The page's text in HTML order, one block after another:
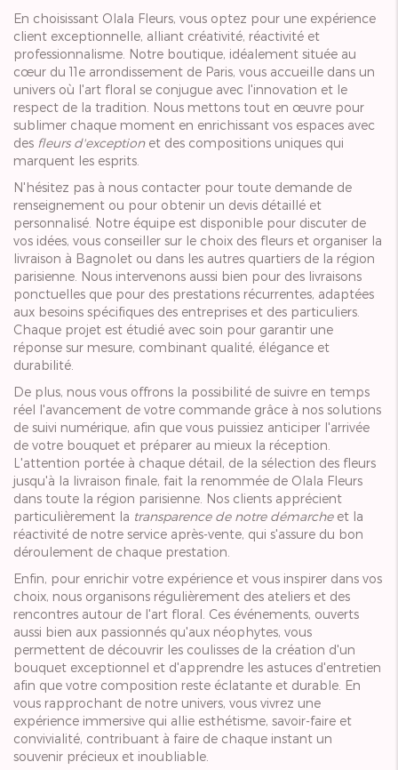
En choisissant Olala Fleurs, vous optez pour une expérience
client exceptionnelle, alliant créativité, réactivité et
professionnalisme. Notre boutique, idéalement située au
cœur du 11e arrondissement de Paris, vous accueille dans un
univers où l'art floral se conjugue avec l'innovation et le
respect de la tradition. Nous mettons tout en œuvre pour
sublimer chaque moment en enrichissant vos espaces avec
des fleurs d'exceptionet des compositions uniques qui
marquent les esprits.
N'hésitez pas à nous contacter pour toute demande de
renseignement ou pour obtenir un devis détaillé et
personnalisé. Notre équipe est disponible pour discuter de
vos idées, vous conseiller sur le choix des fleurs et organiser la
livraison à Bagnolet ou dans les autres quartiers de la région
parisienne. Nous intervenons aussi bien pour des livraisons
ponctuelles que pour des prestations récurrentes, adaptées
aux besoins spécifiques des entreprises et des particuliers.
Chaque projet est étudié avec soin pour garantir une
réponse sur mesure, combinant qualité, élégance et
durabilité.
De plus, nous vous offrons la possibilité de suivre en temps
réel l'avancement de votre commande grâce à nos solutions
de suivi numérique, afin que vous puissiez anticiper l'arrivée
de votre bouquet et préparer au mieux la réception.
L'attention portée à chaque détail, de la sélection des fleurs
jusqu'à la livraison finale, fait la renommée de Olala Fleurs
dans toute la région parisienne. Nos clients apprécient
particulièrement la transparence de notre démarcheet la
réactivité de notre service après-vente, qui s'assure du bon
déroulement de chaque prestation.
Enfin, pour enrichir votre expérience et vous inspirer dans vos
choix, nous organisons régulièrement des ateliers et des
rencontres autour de l'art floral. Ces événements, ouverts
aussi bien aux passionnés qu'aux néophytes, vous
permettent de découvrir les coulisses de la création d'un
bouquet exceptionnel et d'apprendre les astuces d'entretien
afin que votre composition reste éclatante et durable. En
vous rapprochant de notre univers, vous vivrez une
expérience immersive qui allie esthétisme, savoir-faire et
convivialité, contribuant à faire de chaque instant un
souvenir précieux et inoubliable.